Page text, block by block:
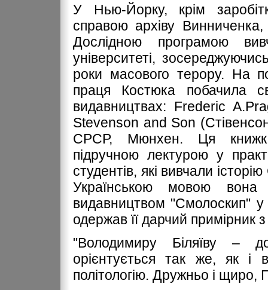
У Нью-Йорку, крім
справою архіву
Дослідною програмою
університеті,
роки масового терору. На
праця Костюка побачила
видавництвах: Frederic
Stevenson and Son
СРСР, Мюнхен. Ця
підручною лектурою у
студентів, які вивчали
Українською мовою
видавництвом "Смолоскип" у
одержав її дарчий примірник
"Володимиру Біляїву –
орієнтується так же, як
політологію. Дружньо і щиро,